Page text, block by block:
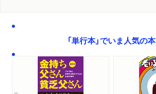
「単行本」でいま人気の本